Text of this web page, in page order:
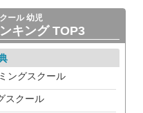
ール 幼児
キング TOP3
ングスクール
スクール